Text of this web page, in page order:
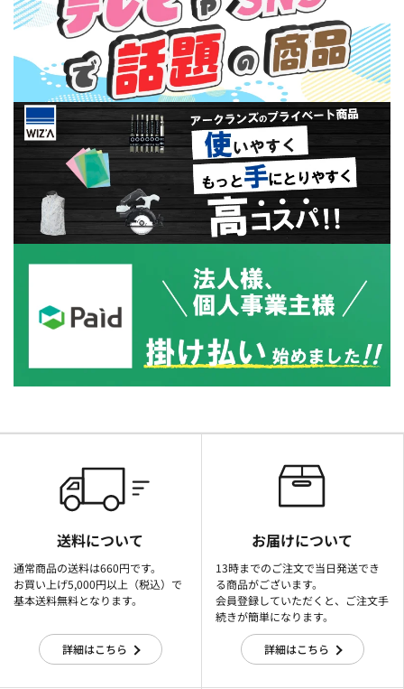
送料について
通常商品の送料は660円です。
お買い上げ5,000円以上（税込）で
基本送料無料となります。
詳細はこちら
お届けについて
13時までのご注文で当日発送でき
る商品がございます。
会員登録していただくと、ご注文手
続きが簡単になります。
詳細はこちら